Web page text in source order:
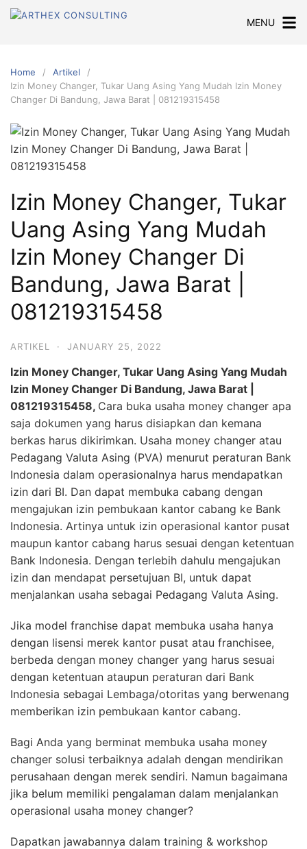
Skip
MENU
Home
Artikel
Izin Money Changer, Tukar Uang Asing Yang Mudah Izin Money
Changer Di Bandung, Jawa Barat | 081219315458
Izin Money Changer, Tukar
Uang Asing Yang Mudah
Izin Money Changer Di
Bandung, Jawa Barat |
081219315458
ARTIKEL · JANUARY 25, 2022
Izin Money Changer, Tukar Uang Asing Yang Mudah
Izin Money Changer Di Bandung, Jawa Barat |
081219315458, Cara buka usaha money changer apa
saja dokumen yang harus disiapkan dan kemana
berkas harus dikirimkan. Usaha money changer atau
Pedagang Valuta Asing (PVA) menurut peraturan Bank
Indonesia dalam operasionalnya harus mendapatkan
izin dari BI. Dan dapat membuka cabang dengan
mengajukan izin pembukaan kantor cabang ke Bank
Indonesia. Artinya untuk izin operasional kantor pusat
maupun kantor cabang harus sesuai dengan ketentuan
Bank Indonesia. Dengan terlebih dahulu mengajukan
izin dan mendapat persetujuan BI, untuk dapat
menjalankan usaha sebagai Pedagang Valuta Asing.
Jika model franchise dapat membuka usaha hanya
dengan lisensi merek kantor pusat atau franchisee,
berbeda dengan money changer yang harus sesuai
dengan ketentuan ataupun peraturan dari Bank
Indonesia sebagai Lembaga/otoritas yang berwenang
memberikan izin pembukaan kantor cabang.
Bagi Anda yang berminat membuka usaha money
changer solusi terbaiknya adalah dengan mendirikan
perusahaan dengan merek sendiri. Namun bagaimana
jika belum memiliki pengalaman dalam menjalankan
operasional usaha money changer?
Dapatkan jawabannya dalam training & workshop